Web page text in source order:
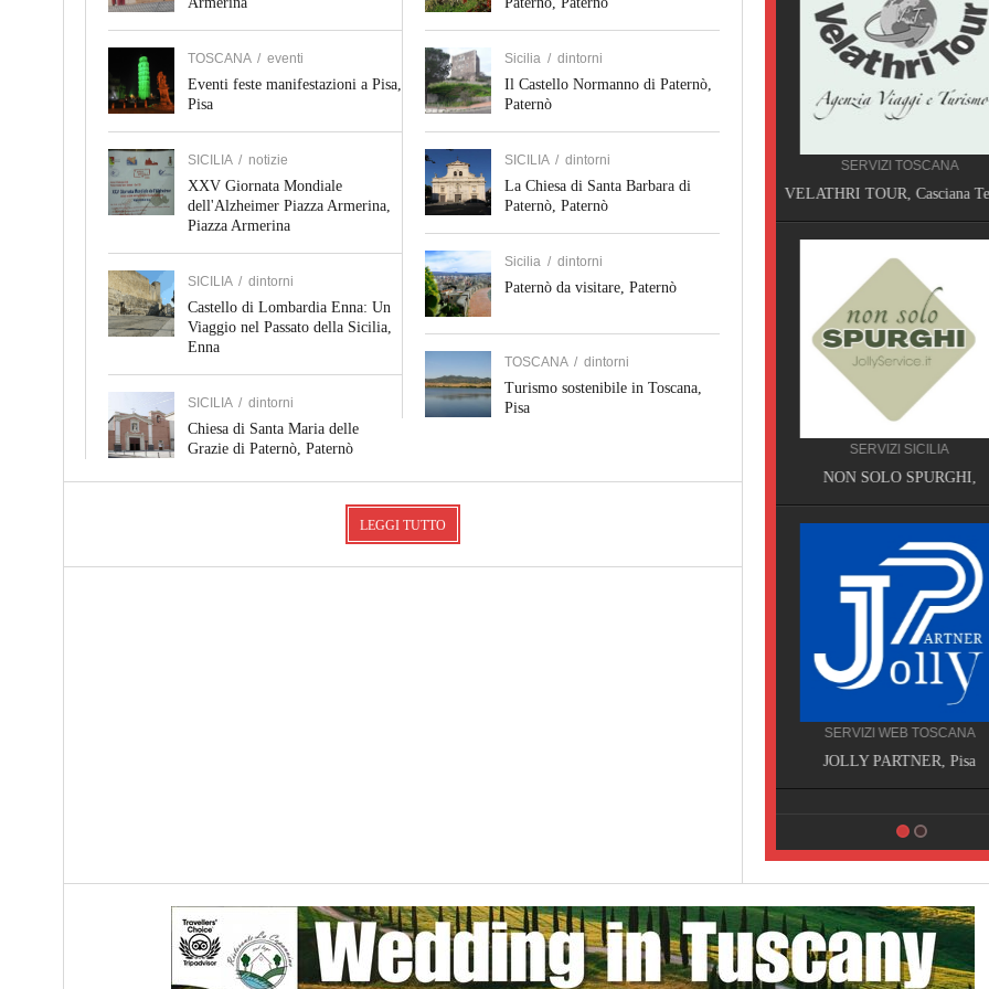
TOSCANA / eventi
Eventi feste manifestazioni a Pisa,
Pisa
SICILIA / notizie
XXV Giornata Mondiale
dell'Alzheimer Piazza Armerina,
Piazza Armerina
SICILIA / dintorni
Castello di Lombardia Enna: Un
Viaggio nel Passato della Sicilia,
Enna
SICILIA / dintorni
Chiesa di Santa Maria delle
Grazie di Paternò, Paternò
Sicilia / dintorni
Il Castello Normanno di Paternò,
Paternò
SICILIA / dintorni
La Chiesa di Santa Barbara di
Paternò, Paternò
Sicilia / dintorni
Paternò da visitare, Paternò
TOSCANA / dintorni
Turismo sostenibile in Toscana,
Pisa
LEGGI TUTTO
SERVIZI TOSCANA
VELATHRI TOUR, Casciana Terme
DARIO DECANINI,
Lucca